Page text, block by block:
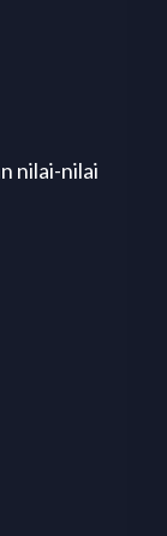
nilai-nilai